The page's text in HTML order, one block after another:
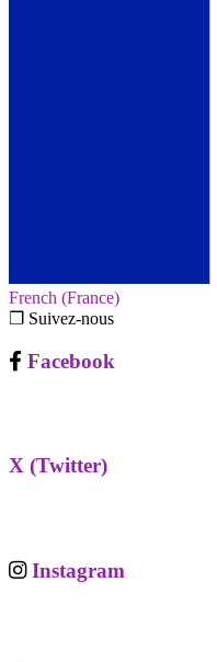
French (France)‎
❐ Suivez-nous
Facebook
X (Twitter)
Instagram